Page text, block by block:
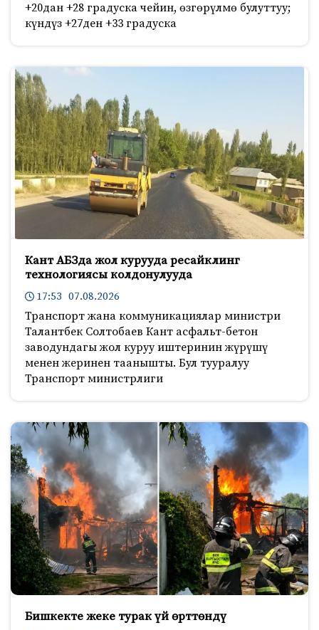
+20дан +28 градуска чейин, өзгөрүлмө булуттуу;
күндүз +27ден +33 градуска
Кант АБЗда жол курууда ресайклинг
технологиясы колдонулууда
17:53 07.08.2026
Транспорт жана коммуникациялар министри
Талантбек Солтобаев Кант асфальт-бетон
заводундагы жол куруу иштеринин жүрүшү
менен жеринен таанышты. Бул тууралуу
Транспорт министрлиги
Бишкекте жеке турак үй өрттөндү